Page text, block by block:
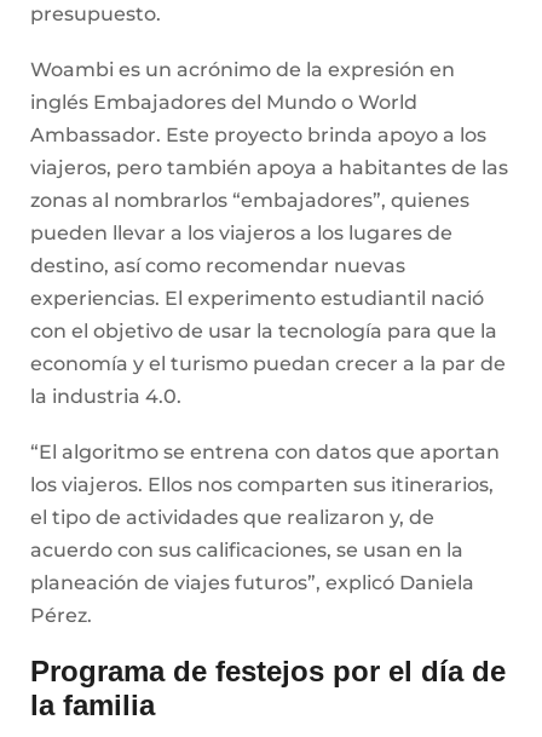
presupuesto.
Woambi es un acrónimo de la expresión en
inglés Embajadores del Mundo o World
Ambassador. Este proyecto brinda apoyo a los
viajeros, pero también apoya a habitantes de las
zonas al nombrarlos “embajadores”, quienes
pueden llevar a los viajeros a los lugares de
destino, así como recomendar nuevas
experiencias. El experimento estudiantil nació
con el objetivo de usar la tecnología para que la
economía y el turismo puedan crecer a la par de
la industria 4.0.
“El algoritmo se entrena con datos que aportan
los viajeros. Ellos nos comparten sus itinerarios,
el tipo de actividades que realizaron y, de
acuerdo con sus calificaciones, se usan en la
planeación de viajes futuros”, explicó Daniela
Pérez.
Programa de festejos por el día de
la familia